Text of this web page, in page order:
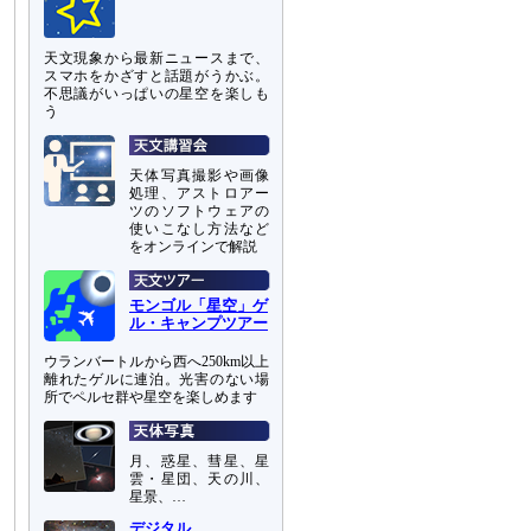
天文現象から最新ニュースまで、
スマホをかざすと話題がうかぶ。
不思議がいっぱいの星空を楽しも
う
天体写真撮影や画像
処理、アストロアー
ツのソフトウェアの
使いこなし方法など
をオンラインで解説
モンゴル「星空」ゲ
ル・キャンプツアー
ウランバートルから西へ250km以上
離れたゲルに連泊。光害のない場
所でペルセ群や星空を楽しめます
月、惑星、彗星、星
雲・星団、天の川、
星景、…